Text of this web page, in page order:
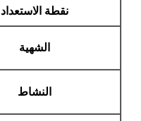
نقطة الاستعداد
الشهية
النشاط